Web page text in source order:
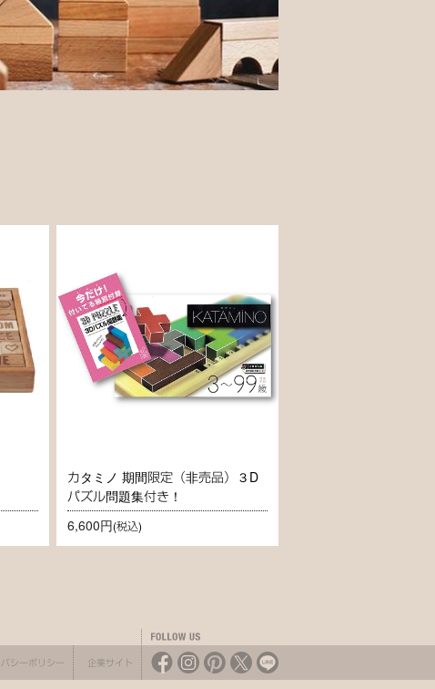
カタミノ 期間限定（非売品）３D
パズル問題集付き！
6,600円(税込)
シーポリシー 企業サイト